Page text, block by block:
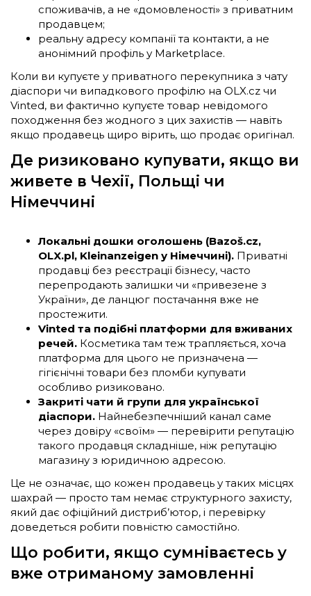
споживачів, а не «домовленості» з приватним
продавцем;
реальну адресу компанії та контакти, а не
анонімний профіль у Marketplace.
Коли ви купуєте у приватного перекупника з чату
діаспори чи випадкового профілю на OLX.cz чи
Vinted, ви фактично купуєте товар невідомого
походження без жодного з цих захистів — навіть
якщо продавець щиро вірить, що продає оригінал.
Де ризиковано купувати, якщо ви
живете в Чехії, Польщі чи
Німеччині
Локальні дошки оголошень (Bazoš.cz,
OLX.pl, Kleinanzeigen у Німеччині). Приватні
продавці без реєстрації бізнесу, часто
перепродають залишки чи «привезене з
України», де ланцюг постачання вже не
простежити.
Vinted та подібні платформи для вживаних
речей. Косметика там теж трапляється, хоча
платформа для цього не призначена —
гігієнічні товари без пломби купувати
особливо ризиковано.
Закриті чати й групи для української
діаспори. Найнебезпечніший канал саме
через довіру «своїм» — перевірити репутацію
такого продавця складніше, ніж репутацію
магазину з юридичною адресою.
Це не означає, що кожен продавець у таких місцях
шахрай — просто там немає структурного захисту,
який дає офіційний дистриб’ютор, і перевірку
доведеться робити повністю самостійно.
Що робити, якщо сумніваєтесь у
вже отриманому замовленні